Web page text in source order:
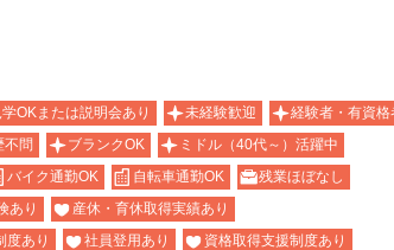
OKまたは説明会あり 未経験歓迎
経験者・有資格
不問 ブランクOK
ミドル（40代～）活躍中
バイク通勤OK 自転車通勤OK
残業ほぼなし
あり
産休・育休取得実績あり
度あり 社員登用あり
資格取得支援制度あり